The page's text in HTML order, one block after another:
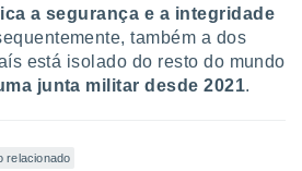
a segurança e a integridade
também a dos
está isolado do resto do mundo
junta militar desde 2021.
relacionado